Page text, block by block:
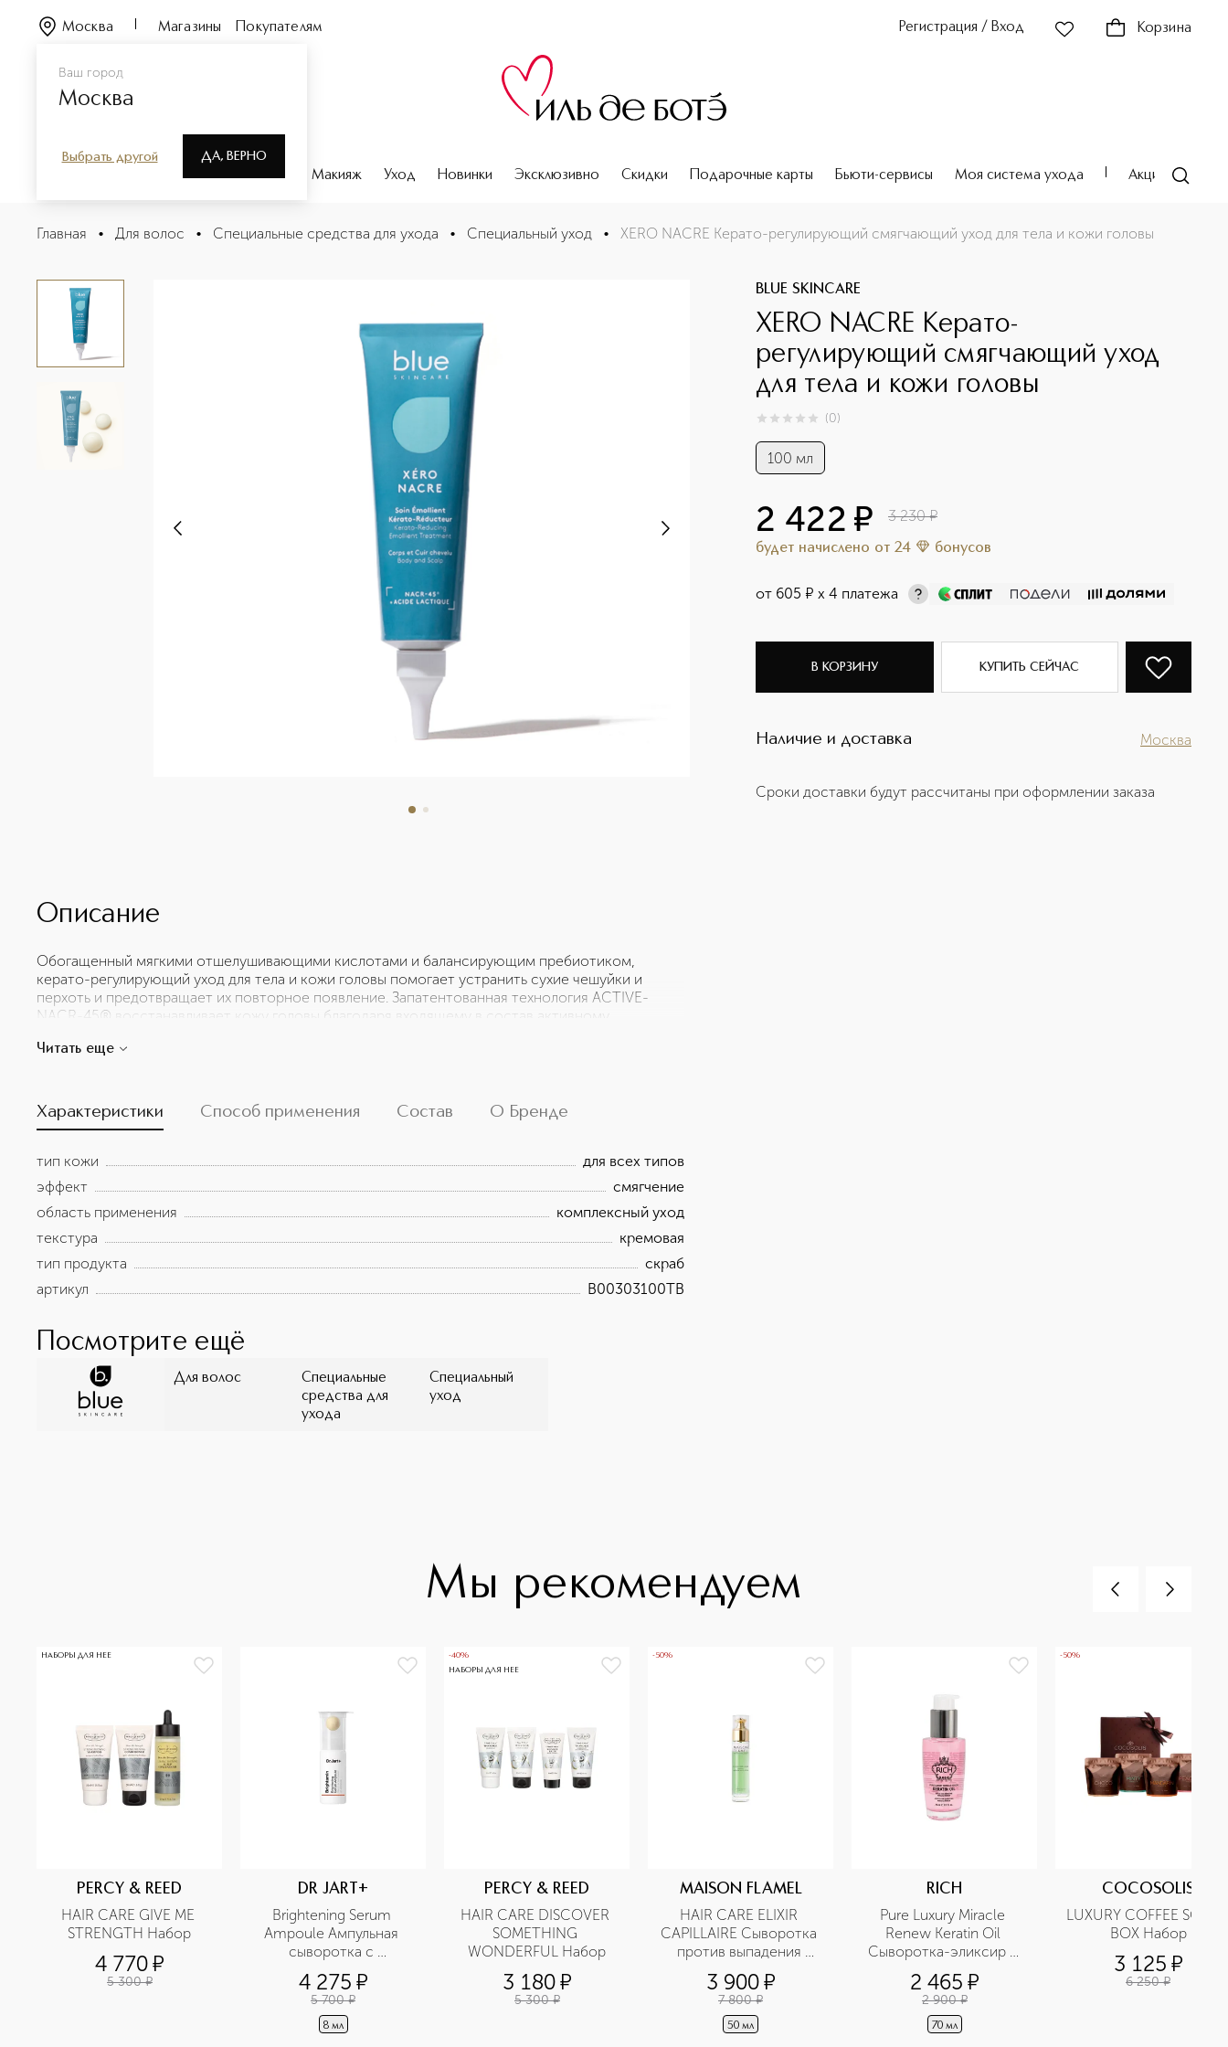
Ваш город
Москва
Выбрать другой ДА, ВЕРНО
Москва Магазины Покупателям Регистрация / Вход Корзина
Парфюмерия Макияж Уход Новинки Эксклюзивно Скидки Подарочные карты Бьюти-сервисы Моя система ухода Акции
XERO NACRE Керато-регулирующий смягчающий уход для тела и кожи головы
Описание
Главная • Для волос • Специальные средства для ухода • Специальный уход • XERO NACRE Керато-регулирующий смягчающий уход для тела и кожи головы
BLUE SKINCARE
XERO NACRE Керато-
регулирующий смягчающий уход
для тела и кожи головы
0из 0 (0)
100 мл
2 422 ¤ 3 230 ¤
будет начислено от 24 бонусов
от 605 ¤ х 4 платежа
В КОРЗИНУ КУПИТЬ СЕЙЧАС
Наличие и доставка Москва
Сроки доставки будут рассчитаны при оформлении заказа
Описание
Обогащенный мягкими отшелушивающими кислотами и балансирующим пребиотиком,
керато-регулирующий уход для тела и кожи головы помогает устранить сухие чешуйки и
перхоть и предотвращает их повторное появление. Запатентованная технология ACTIVE-
NACR-45® восстанавливает кожу головы благодаря входящему в состав активному
покраснения уменьшаются, кожа чувствует себя комфортно. Многофункциональный активный
СТАНОВИТСЯ БОЛЕЕ УПРУГОЙ. • Укрепление кожного барьера нормальной кожи и улучшение
сияния цвета лица. • Восстановление поврежденного кожного барьера сухой и
Читать еще
Характеристики Способ применения Состав О Бренде
тип кожи
для всех типов
эффект
смягчение
область применения
комплексный уход
текстура
кремовая
тип продукта
скраб
артикул
B00303100TB
Посмотрите ещё
Для волос
Специальные
средства для
ухода
Специальный
уход
Мы рекомендуем
НАБОРЫ ДЛЯ НЕЕ
PERCY & REED
HAIR CARE GIVE ME
STRENGTH Набор
4 770¤
5 300 ¤
DR JART+
Brightening Serum
Ampoule Ампульная
сыворотка с
ниацинамидом и
витамином С
4 275 ¤
5 700 ¤
8 мл
-40%
НАБОРЫ ДЛЯ НЕЕ
PERCY & REED
HAIR CARE DISCOVER
SOMETHING
WONDERFUL Набор
3 180¤
5 300 ¤
-50%
MAISON FLAMEL
HAIR CARE ELIXIR
CAPILLAIRE Сыворотка
против выпадения
волос и стимулятор
роста
3 900¤
7 800 ¤
50 мл
RICH
Pure Luxury Miracle
Renew Keratin Oil
Сыворотка-эликсир с
кератином Чудесное
возрождение
2 465 ¤
2 900 ¤
70 мл
-50%
COCOSOLIS
LUXURY COFFEE
BOX Набор
3 125 ¤
6 250 ¤